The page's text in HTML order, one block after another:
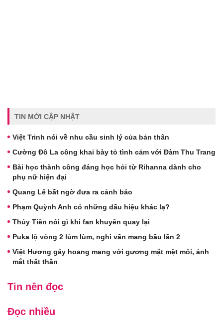
TIN MỚI CẬP NHẬT
Việt Trinh nói về nhu cầu sinh lý của bản thân
Cường Đô La công khai bày tỏ tình cảm với Đàm Thu Trang
Bài học thành công đáng học hỏi từ Rihanna dành cho
phụ nữ hiện đại
Quang Lê bất ngờ đưa ra cảnh báo
Phạm Quỳnh Anh có những dấu hiệu khác lạ?
Thủy Tiên nói gì khi fan khuyên quay lại
Puka lộ vòng 2 lùm lùm, nghi vấn mang bầu lần 2
Việt Hương gây hoang mang với gương mặt mệt mỏi, ánh
mắt thất thần
Tin nên đọc
Đọc nhiều